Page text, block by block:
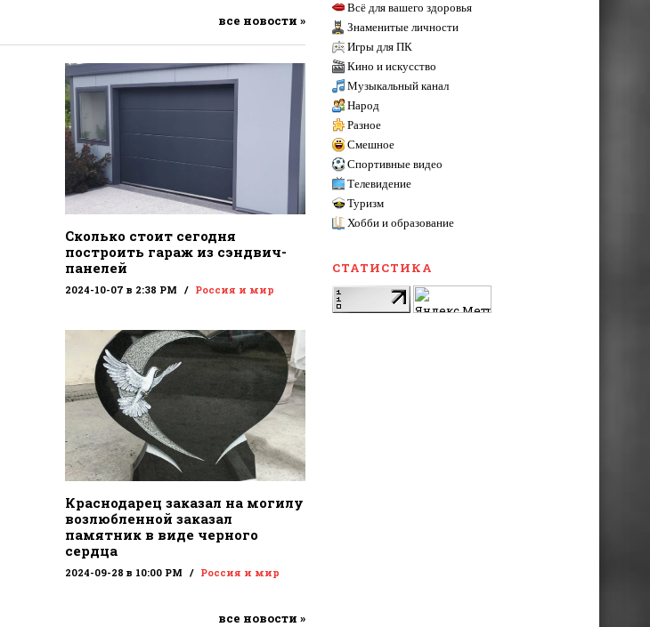
все новости »
Сколько стоит сегодня
построить гараж из сэндвич-
панелей
2024-10-07 в 2:38 PM Россия и мир
Краснодарец заказал на могилу
возлюбленной заказал
памятник в виде черного
сердца
2024-09-28 в 10:00 PM Россия и мир
все новости »
Всё для вашего здоровья
Знаменитые личности
Игры для ПК
Кино и искусство
Музыкальный канал
Народ
Разное
Смешное
Спортивные видео
Телевидение
Туризм
Хобби и образование
СТАТИСТИКА